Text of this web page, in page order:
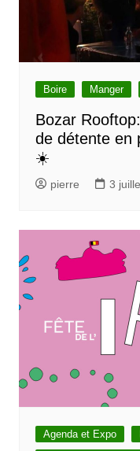
Boire Manger
Bozar
de détente en
☀️
pierre 3
Agenda et Expo